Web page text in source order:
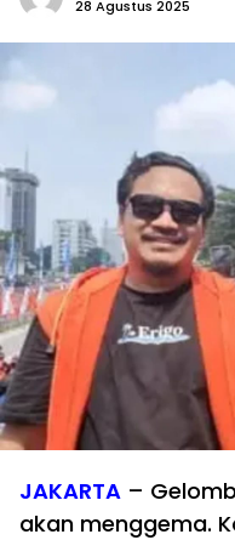
28 Agustus 2025
JAKARTA –
akan menggema.